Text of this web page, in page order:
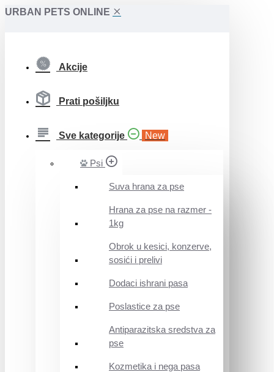
URBAN PETS ONLINE
Akcije
Prati pošiljku
Sve kategorije New
Psi
Suva hrana za pse
Hrana za pse na razmer -
1kg
Obrok u kesici, konzerve,
sosići i prelivi
Dodaci ishrani pasa
Poslastice za pse
Antiparazitska sredstva za
pse
Kozmetika i nega pasa